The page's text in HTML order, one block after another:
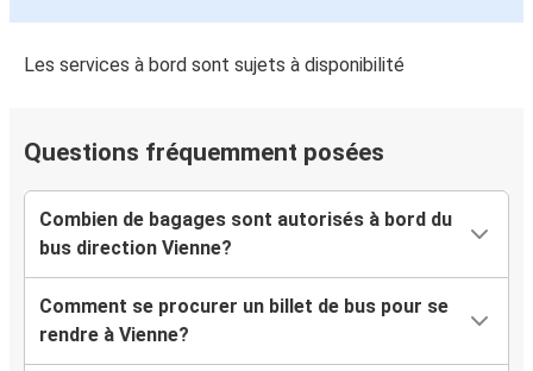
Les services à bord sont sujets à disponibilité
Questions fréquemment posées
Combien de bagages sont autorisés à bord du
bus direction Vienne?
Comment se procurer un billet de bus pour se
rendre à Vienne?